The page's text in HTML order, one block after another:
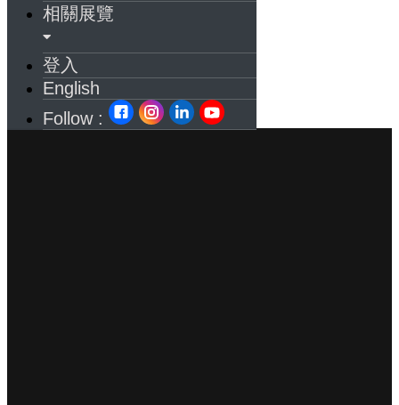
相關展覽
登入
English
Follow :